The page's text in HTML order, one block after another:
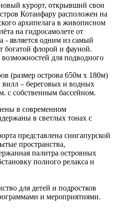
курорт, открывший свои
Котаифару расположен на
архипелага в живописном
на гидросамолете от
- является одним из самый
богатой флорой и фауной.
для подводного
(размер острова 650м х 180м)
вилл – береговых и водных
с собственным бассейном.
в современном
в светлых тонах с
представлена сингапурской
пространства,
палитра островных
полного релакса и
для детей и подростков
и мероприятиями.